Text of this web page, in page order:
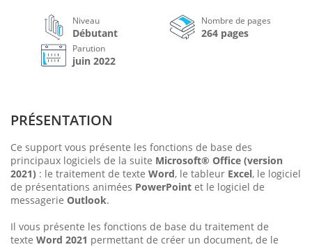
Niveau
Débutant
Nombre de pages
264 pages
Parution
juin 2022
PRÉSENTATION
Ce support vous présente les fonctions de base des
principaux logiciels de la suite Microsoft® Office (version
2021) : le traitement de texte Word, le tableur Excel, le logiciel
de présentations animées PowerPoint et le logiciel de
messagerie Outlook.
Il vous présente les fonctions de base du traitement de
texte Word 2021 permettant de créer un document, de le